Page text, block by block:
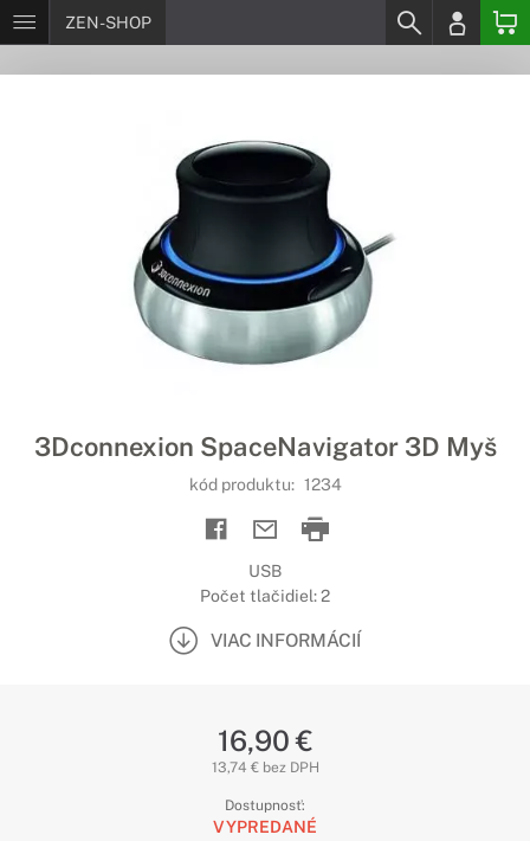
ZEN-SHOP
3Dconnexion SpaceNavigator 3D Myš
kód produktu: 1234
USB
Počet tlačidiel: 2
VIAC INFORMÁCIÍ
16,90 €
13,74 € bez DPH
Dostupnosť:
VYPREDANÉ